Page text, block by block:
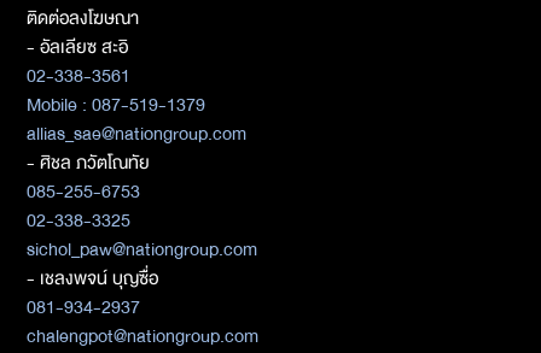
ติดต่อลงโฆษณา
- อัลเลียซ สะอิ
02-338-3561
Mobile : 087-519-1379
allias_sae@nationgroup.com
- ศิชล ภวัตโณทัย
085-255-6753
02-338-3325
sichol_paw@nationgroup.com
- เชลงพจน์ บุญซื่อ
081-934-2937
chalengpot@nationgroup.com